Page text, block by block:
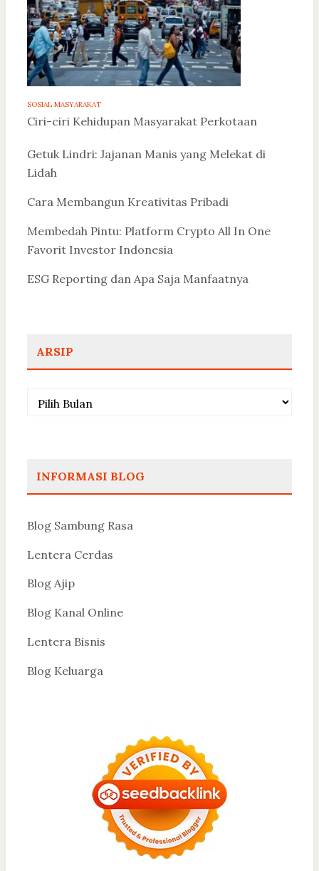
SOSIAL MASYARAKAT
Ciri-ciri Kehidupan Masyarakat Perkotaan
Getuk Lindri: Jajanan Manis yang Melekat di
Lidah
Cara Membangun Kreativitas Pribadi
Membedah Pintu: Platform Crypto All In One
Favorit Investor Indonesia
ESG Reporting dan Apa Saja Manfaatnya
ARSIP
Arsip
INFORMASI BLOG
Blog Sambung Rasa
Lentera Cerdas
Blog Ajip
Blog Kanal Online
Lentera Bisnis
Blog Keluarga